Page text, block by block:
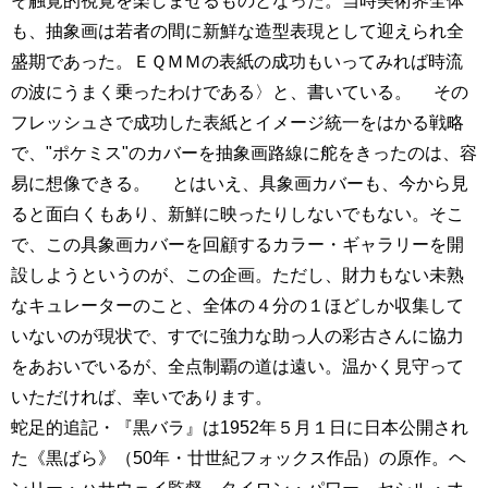
も、抽象画は若者の間に新鮮な造型表現として迎えられ全
盛期であった。ＥＱＭＭの表紙の成功もいってみれば時流
の波にうまく乗ったわけである〉と、書いている。 その
フレッシュさで成功した表紙とイメージ統一をはかる戦略
で、"ポケミス"のカバーを抽象画路線に舵をきったのは、容
易に想像できる。 とはいえ、具象画カバーも、今から見
ると面白くもあり、新鮮に映ったりしないでもない。そこ
で、この具象画カバーを回顧するカラー・ギャラリーを開
設しようというのが、この企画。ただし、財力もない未熟
なキュレーターのこと、全体の４分の１ほどしか収集して
いないのが現状で、すでに強力な助っ人の彩古さんに協力
をあおいでいるが、全点制覇の道は遠い。温かく見守って
いただければ、幸いであります。
蛇足的追記・『黒バラ』は1952年５月１日に日本公開され
た《黒ばら》（50年・廿世紀フォックス作品）の原作。ヘ